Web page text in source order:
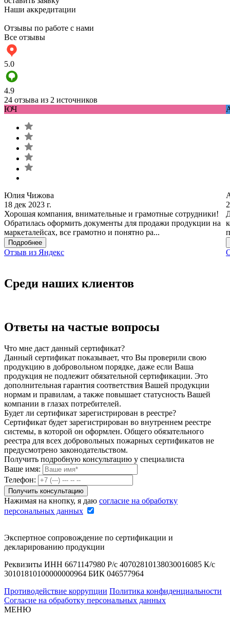
Наши аккредитации
Отзывы по работе с нами
Все отзывы
5.0
4.9
24 отзыва из 2 источников
ЮЧ
Юлия Чижова
18 дек 2023 г.
Хорошая компания, внимательные и грамотные сотрудники!
Обратилась оформить документы для продажи продукции на
маркеталейсах, все грамотно и понятно ра...
Подробнее
Отзыв из Яндекс
Среди наших клиентов
Ответы на частые вопросы
Что мне даст данный сертификат?
Данный сертификат показывает, что Вы проверили свою
продукцию в добровольном порядке, даже если Ваша
продукция не подлежит обязательной сертификации. Это
дополнительная гарантия соответствия Вашей продукции
нормам и правилам, а также повышает статусность Вашей
компании в глазах потребителей.
Будет ли сертификат зарегистрирован в реестре?
Сертификат будет зарегистрирован во внутреннем реестре
системы, в которой он оформлен. Общего обязательного
реестра для всех добровольных пожарных сертификатов не
предусмотрено законодательством.
Получить подробную консультацию у специалиста
Ваше имя:
Телефон:
Нажимая на кнопку, я даю согласие на обработку
персональных данных
Экспертное сопровождение по сертификации и
декларированию продукции
Реквизиты ИНН 6671147980 Р/с 40702810138030016085 К/с
30101810100000000964 БИК 046577964
Противодействие коррупции Политика конфиденциальности
Согласие на обработку персональных данных
МЕНЮ